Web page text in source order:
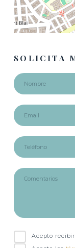
SOLICITA
Acepto